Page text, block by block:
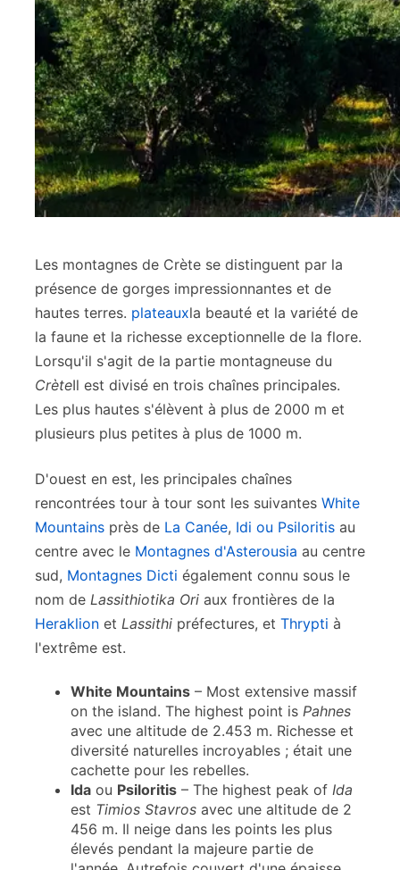
Les montagnes de Crète se distinguent par la
présence de gorges impressionnantes et de
hautes terres. plateauxla beauté et la variété de
la faune et la richesse exceptionnelle de la flore.
Lorsqu'il s'agit de la partie montagneuse du
CrèteIl est divisé en trois chaînes principales.
Les plus hautes s'élèvent à plus de 2000 m et
plusieurs plus petites à plus de 1000 m.
D'ouest en est, les principales chaînes
rencontrées tour à tour sont les suivantes White
Mountains près de La Canée, Idi ou Psiloritis au
centre avec le Montagnes d'Asterousia au centre
sud, Montagnes Dicti également connu sous le
nom de Lassithiotika Ori aux frontières de la
Heraklion et Lassithi préfectures, et Thrypti à
l'extrême est.
White Mountains – Most extensive massif
on the island. The highest point is Pahnes
avec une altitude de 2.453 m. Richesse et
diversité naturelles incroyables ; était une
cachette pour les rebelles.
Ida ou Psiloritis – The highest peak of Ida
est Timios Stavros avec une altitude de 2
456 m. Il neige dans les points les plus
élevés pendant la majeure partie de